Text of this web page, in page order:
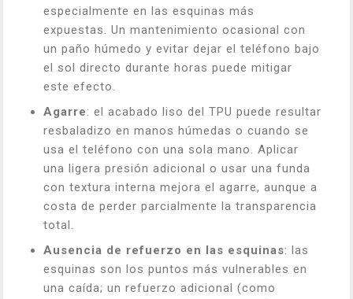
especialmente en las esquinas más
expuestas. Un mantenimiento ocasional con
un paño húmedo y evitar dejar el teléfono bajo
el sol directo durante horas puede mitigar
este efecto.
Agarre: el acabado liso del TPU puede resultar
resbaladizo en manos húmedas o cuando se
usa el teléfono con una sola mano. Aplicar
una ligera presión adicional o usar una funda
con textura interna mejora el agarre, aunque a
costa de perder parcialmente la transparencia
total.
Ausencia de refuerzo en las esquinas: las
esquinas son los puntos más vulnerables en
una caída; un refuerzo adicional (como